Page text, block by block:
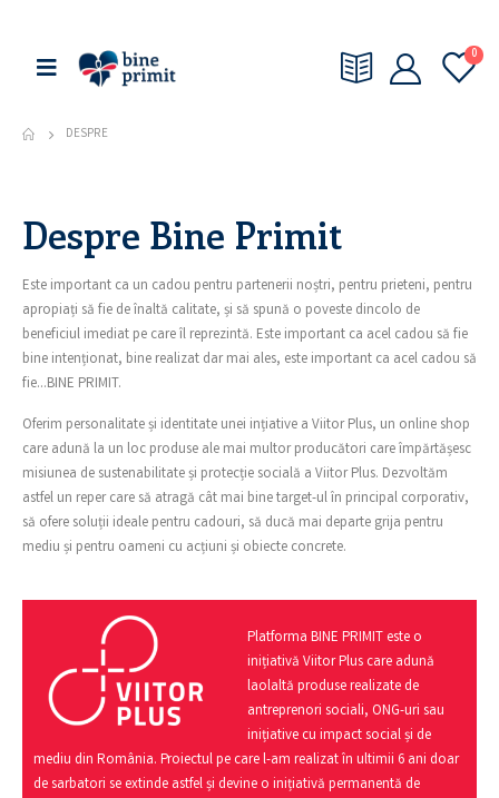
0
DESPRE
Despre Bine Primit
Este important ca un cadou pentru partenerii noștri, pentru prieteni, pentru
apropiați să fie de înaltă calitate, și să spună o poveste dincolo de
beneficiul imediat pe care îl reprezintă. Este important ca acel cadou să fie
bine intenționat, bine realizat dar mai ales, este important ca acel cadou să
fie…BINE PRIMIT.
Oferim personalitate și identitate unei ințiative a Viitor Plus, un online shop
care adună la un loc produse ale mai multor producători care împărtășesc
misiunea de sustenabilitate și protecție socială a Viitor Plus. Dezvoltăm
astfel un reper care să atragă cât mai bine target-ul în principal corporativ,
să ofere soluții ideale pentru cadouri, să ducă mai departe grija pentru
mediu și pentru oameni cu acțiuni și obiecte concrete.
Platforma BINE PRIMIT este o
inițiativă Viitor Plus care adună
laolaltă produse realizate de
antreprenori sociali, ONG-uri sau
inițiative cu impact social și de
mediu din România. Proiectul pe care l-am realizat în ultimii 6 ani doar
de sarbatori se extinde astfel și devine o inițiativă permanentă de